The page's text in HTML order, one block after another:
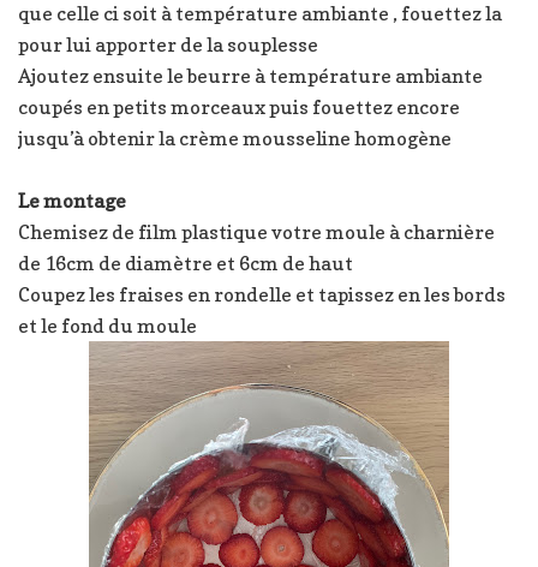
que celle ci soit à température ambiante , fouettez la
pour lui apporter de la souplesse
Ajoutez ensuite le beurre à température ambiante
coupés en petits morceaux puis fouettez encore
jusqu’à obtenir la crème mousseline homogène
Le montage
Chemisez de film plastique votre moule à charnière
de 16cm de diamètre et 6cm de haut
Coupez les fraises en rondelle et tapissez en les bords
et le fond du moule